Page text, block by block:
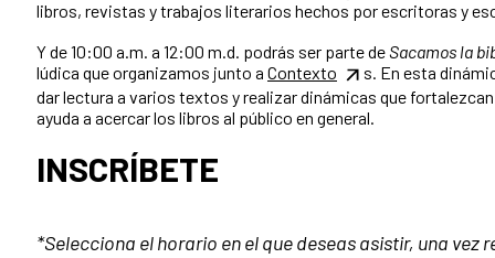
libros, revistas y trabajos literarios hechos por escritoras y
Y de 10:00 a.m. a 12:00 m.d. podrás ser parte deSacamos la
lúdica que organizamos junto a Contexto
s. En esta
dar lectura a varios textos y realizar dinámicas que
ayuda a acercar los libros al público en general.
INSCRÍBETE
*Selecciona el horario en el que deseas asistir, una vez